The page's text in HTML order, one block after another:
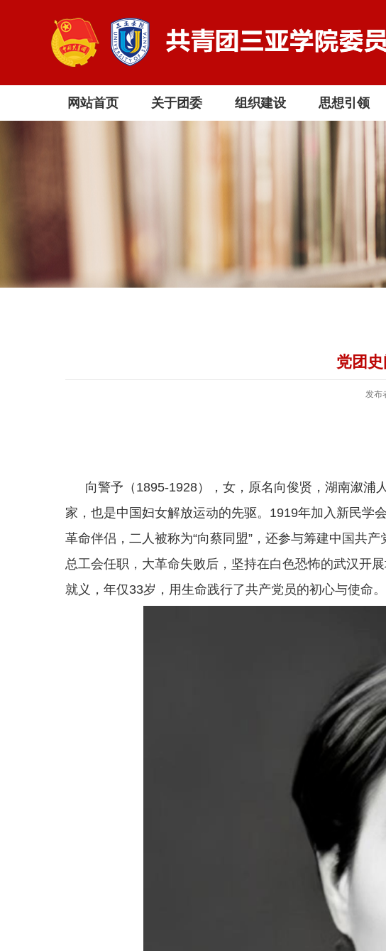
网站首页 关于团委 组织建设 思想引领
党团
发布
向警予（1895-1928），女，原名向俊贤，湖南溆浦
家，也是中国妇女解放运动的先驱。1919年加入新民学
革命伴侣，二人被称为“向蔡同盟”，还参与筹建中国共
总工会任职，大革命失败后，坚持在白色恐怖的武汉开
就义，年仅33岁，用生命践行了共产党员的初心与使命。